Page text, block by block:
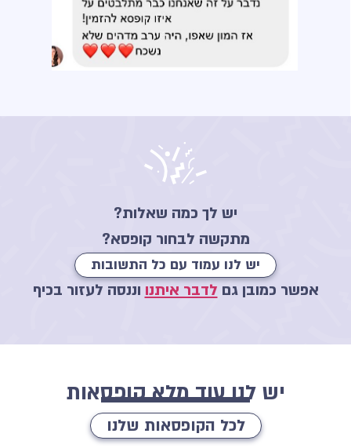
יש לך כמה שאלות?
מתקשה לבחור קופסא?
יש לנו עמוד עם כל התשובות
אפשר כמובן גם לדבר איתנו וננסה לעזור בכיף
יש לנו עוד מלא קופסאות
לכל הקופסאות שלנו